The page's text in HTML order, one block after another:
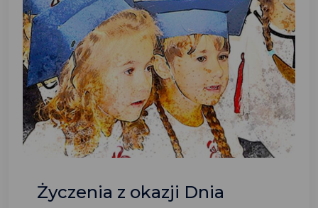
Życzenia z okazji Dnia